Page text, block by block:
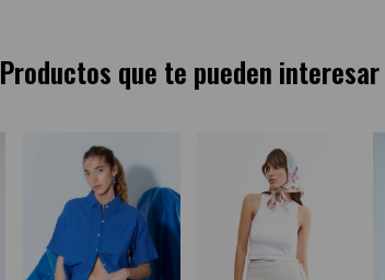
Productos que te pueden interesar